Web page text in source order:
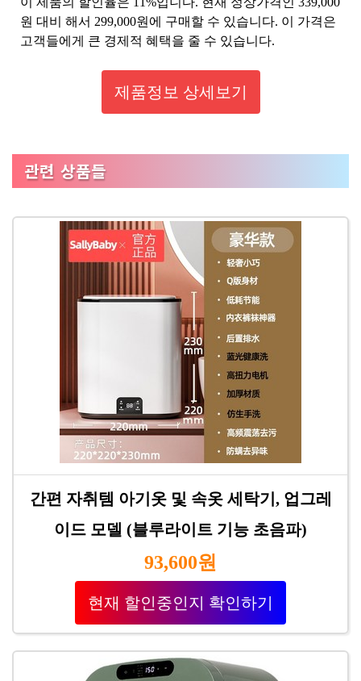
원 대비 해서 299,000원에 구매할 수 있습니다. 이 가격은
고객들에게 큰 경제적 혜택을 줄 수 있습니다.
제품정보 상세보기
관련 상품들
간편 자취템 아기옷 및 속옷 세탁기, 업그레
이드 모델 (블루라이트 기능 초음파)
93,600원
현재 할인중인지 확인하기